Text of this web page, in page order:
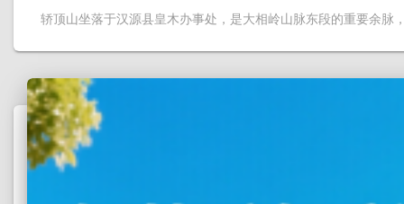
轿顶山坐落于汉源县皇木办事处，是大相岭山脉东段的重要余脉